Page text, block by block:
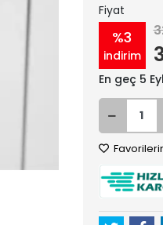
Fiyat
%3
indirim
En geç 5